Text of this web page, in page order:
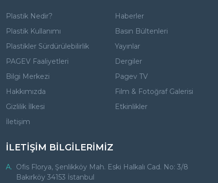
Plastik Nedir?
Plastik Kullanımı
Plastikler Sürdürülebilirlik
PAGEV Faaliyetleri
Bilgi Merkezi
Hakkımızda
Gizlilik İlkesi
İletişim
Haberler
Basın Bültenleri
Yayınlar
Dergiler
Pagev TV
Film & Fotoğraf Galerisi
Etkinlikler
İLETİŞİM BİLGİLERİMİZ
A. Ofis Florya, Şenlikköy Mah. Eski Halkalı Cad. No: 3/8
Bakırköy 34153 İstanbul